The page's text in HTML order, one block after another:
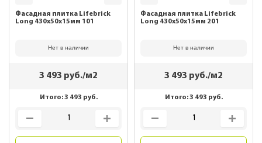
Фасадная плитка Lifebrick
Long 430х50х15мм 101
Нет в наличии
3 493 руб./м2
Итого:3 493 руб.
Фасадная плитка Lifebrick
Long 430х50х15мм 201
Нет в наличии
3 493 руб./м2
Итого:3 493 руб.